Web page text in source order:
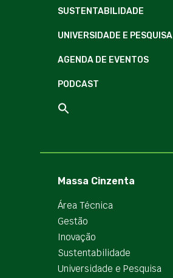
SUSTENTABILIDADE
UNIVERSIDADE E PESQUISA
AGENDA DE EVENTOS
PODCAST
Massa Cinzenta
Área Técnica
Gestão
Inovação
Sustentabilidade
Universidade e Pesquisa